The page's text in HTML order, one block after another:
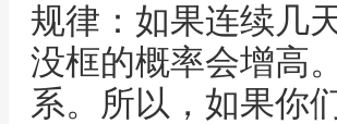
规律：如果连续几
没框的概率会增高
系。所以，如果你